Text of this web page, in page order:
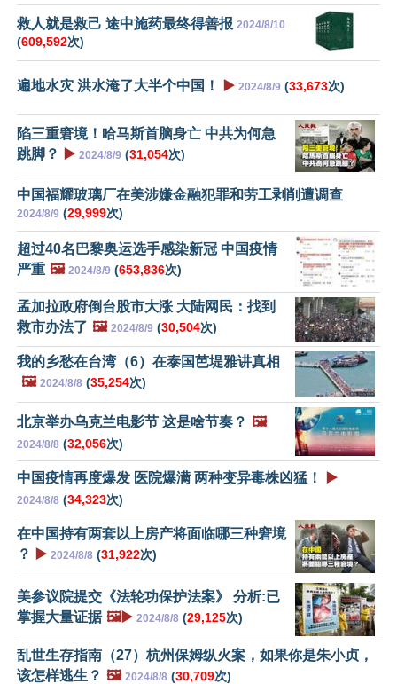
救人就是救己 途中施药最终得善报 2024/8/10
(609,592次)
遍地水灾 洪水淹了大半个中国！ ▶️ 2024/8/9 (33,673次)
陷三重窘境！哈马斯首脑身亡 中共为何急
跳脚？
▶️ 2024/8/9 (31,054次)
中国福耀玻璃厂在美涉嫌金融犯罪和劳工剥削遭调查
2024/8/9 (29,999次)
超过40名巴黎奥运选手感染新冠 中国疫情
严重 🖼️ 2024/8/9 (653,836次)
孟加拉政府倒台股市大涨 大陆网民：找到
救市办法了 🖼️ 2024/8/9 (30,504次)
我的乡愁在台湾（6）在泰国芭堤雅讲真相
🖼️ 2024/8/8 (35,254次)
北京举办乌克兰电影节 这是啥节奏？ 🖼️
2024/8/8 (32,056次)
中国疫情再度爆发 医院爆满 两种变异毒株凶猛！ ▶️
2024/8/8 (34,323次)
在中国持有两套以上房产将面临哪三种窘境
？
▶️ 2024/8/8 (31,922次)
美参议院提交《法轮功保护法案》 分析:已
掌握大量证据 🖼️▶️ 2024/8/8 (29,125次)
乱世生存指南（27）杭州保姆纵火案，如果你是朱小贞，
该怎样逃生？ 🖼️ 2024/8/8 (30,709次)